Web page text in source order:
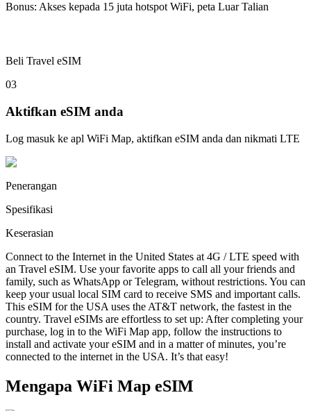
Bonus: Akses kepada 15 juta hotspot WiFi, peta Luar Talian
Beli Travel eSIM
03
Aktifkan eSIM anda
Log masuk ke apl WiFi Map, aktifkan eSIM anda dan nikmati LTE
Penerangan
Spesifikasi
Keserasian
Connect to the Internet in the United States at 4G / LTE speed with
an Travel eSIM. Use your favorite apps to call all your friends and
family, such as WhatsApp or Telegram, without restrictions. You can
keep your usual local SIM card to receive SMS and important calls.
This eSIM for the USA uses the AT&T network, the fastest in the
country. Travel eSIMs are effortless to set up: After completing your
purchase, log in to the WiFi Map app, follow the instructions to
install and activate your eSIM and in a matter of minutes, you’re
connected to the internet in the USA. It’s that easy!
Mengapa WiFi Map eSIM